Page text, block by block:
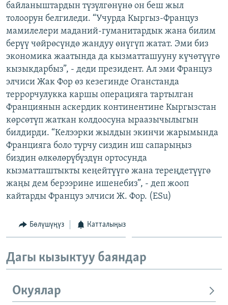
АЗАТТЫК+
ЫҢГАЙСЫЗ СУРООЛОР
ЭЕ/АРнун бардык сайттары
байланыштардын түзүлгөнүнө он беш жыл
толоорун белгиледи. “Учурда Кыргыз-Француз
мамилелери маданий-гуманитардык жана билим
берүү чөйрөсүндө жандуу өнүгүп жатат. Эми биз
экономика жаатында да кызматташууну күчөтүүгө
кызыкдарбыз”, - деди президент. Ал эми Француз
элчиси Жак Фор өз кезегинде Оганстанда
террорчулукка каршы операцияга тартылган
Франциянын аскердик континентине Кыргызстан
көрсөтүп жаткан колдоосуна ыраазычылыгын
билдирди. “Келээрки жылдын экинчи жарымында
Францияга боло турчу сиздин иш сапарыңыз
биздин өлкөлөрүбүздүн ортосунда
кызматташтыкты кеңейтүүгө жана тереңдетүүгө
жаңы дем берээрине ишенебиз”, - деп жооп
кайтарды Француз элчиси Ж. Фор. (ESu)
Бөлүшүңүз Катталыңыз
Дагы кызыктуу баяндар
Окуялар